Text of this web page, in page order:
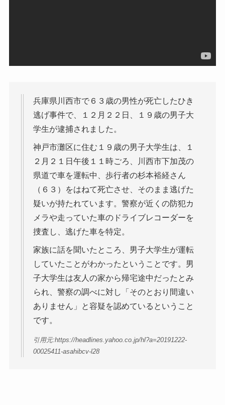
兵庫県川西市で６３歳の男性が死亡したひき
逃げ事件で、１２月２２日、１９歳の男子大
学生が逮捕されました。
神戸市灘区に住む１９歳の男子大学生は、１
２月２１日午後１１時ごろ、川西市下加茂の
県道で車を運転中、歩行者の杉本裕経さん
（６３）をはねて死亡させ、そのまま逃げた
疑いが持たれています。警察が近くの防犯カ
メラや走っていた車のドライブレコーダーを
捜査し、逃げた車を特定。
家族に話を聞いたところ、男子大学生が運転
していたことがわかったということです。男
子大学生は友人の家から帰宅途中だったとみ
られ、警察の調べに対し「そのとおり間違い
ありません」と容疑を認めているということ
です。
引用元:https://headlines.yahoo.co.jp/hl?a=20191222-
00025411-asahibcv-l28